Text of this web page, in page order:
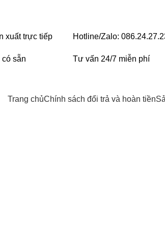
xuất trực tiếp
có sẵn
Hotline/Zalo:
Tư vấn 24/7 miễn phí
Trang chủChính sách đổi trả và hoàn tiền